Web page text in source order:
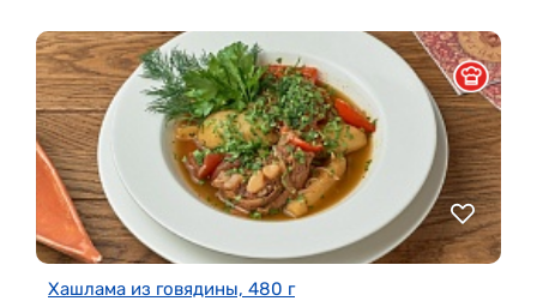
Хашлама из говядины, 480 г